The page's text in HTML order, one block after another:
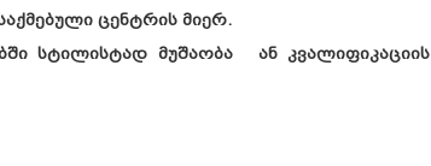
ცენტრის მიერ.
სტილისტად მუშაობა ან კვალიფიკაციის